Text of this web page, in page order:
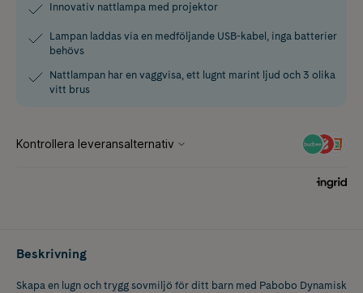
Innovativ nattlampa med projektor
Lampan laddas via en medföljande USB-kabel, inga batterier
behövs
Nattlampan har en vaggvisa, ett lugnt marint ljud och 3 olika
vitt brus
Beskrivning
Skapa en lugn och trygg sovmiljö för ditt barn med Pabobo Dynamisk